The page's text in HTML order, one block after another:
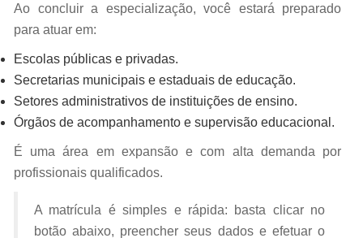
Ao concluir a especialização, você estará preparado
para atuar em:
Escolas públicas e privadas.
Secretarias municipais e estaduais de educação.
Setores administrativos de instituições de ensino.
Órgãos de acompanhamento e supervisão educacional.
É uma área em expansão e com alta demanda por
profissionais qualificados.
A matrícula é simples e rápida: basta clicar no
botão abaixo, preencher seus dados e efetuar o